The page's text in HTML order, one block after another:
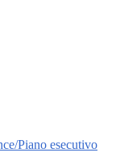
Piano esecutivo